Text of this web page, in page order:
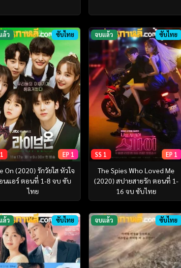
ล้ว ซับไทย
EP 1
On (2020) รักวัยใส หัวใจ
นแอร์ ตอนที่ 1-8 จบ ซับ
ไทย
จบแล้ว ซับไทย
SS 1 EP 1
The Spies Who Loved Me
(2020) สปายสายรัก ตอนที่ 1-
16 จบ ซับไทย
ล้ว ซับไทย จบแล้ว ซับไทย